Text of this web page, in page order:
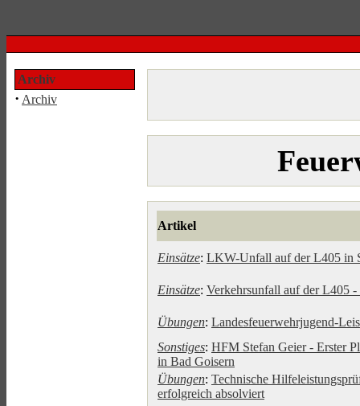
Archiv
· Archiv
Artikel
Einsätze: LKW-Unfall auf der L405 in
Einsätze: Verkehrsunfall auf der L405
Übungen: Landesfeuerwehrjugend-
Sonstiges: HFM Stefan Geier - Erster
in Bad Goisern
Übungen: Technische
erfolgreich absolviert